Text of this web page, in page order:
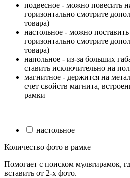
подвесное - можно повесить
горизонтально смотрите
товара)
настольное - можно
горизонтально смотрите
товара)
напольное - из-за больших
ставить исключительно на
магнитное - держится на
счет свойств магнита,
рамки
настольное
Количество фото в рамке
Помогает с поиском мультирамок,
вставить от 2-х фото.